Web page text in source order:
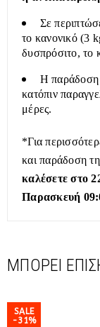
Σε
το κανονικό (3
δυσπρόσιτο, το
Η παράδοση
κατόπιν
μέρες.
*Για
και παράδοση
καλέσετε στο
Παρασκευή
ΜΠΟΡΕΊ
SALE
-31%